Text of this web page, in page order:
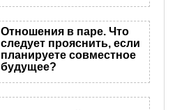
Отношения в паре. Что
следует прояснить, если
планируете совместное
будущее?